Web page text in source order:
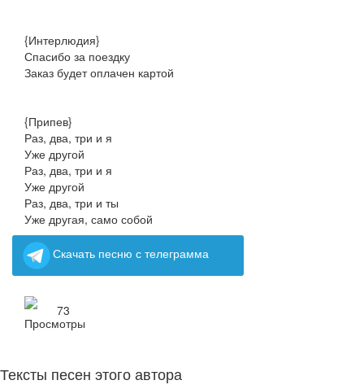
{Интерлюдия}
Спасибо за поездку
Заказ будет оплачен картой
{Припев}
Раз, два, три и я
Уже другой
Раз, два, три и я
Уже другой
Раз, два, три и ты
Уже другая, само собой
Скачать песню с телеграмма
73
Тексты песен этого автора